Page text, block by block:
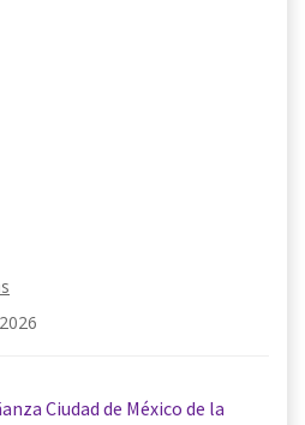
Ciudad de México de la